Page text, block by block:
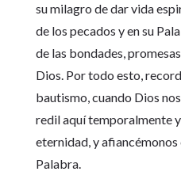
su milagro de dar vida
de los pecados y en su
de las bondades,
Dios. Por todo esto,
bautismo, cuando Dios
redil aquí temporalmente
eternidad, y afiancémonos
Palabra.